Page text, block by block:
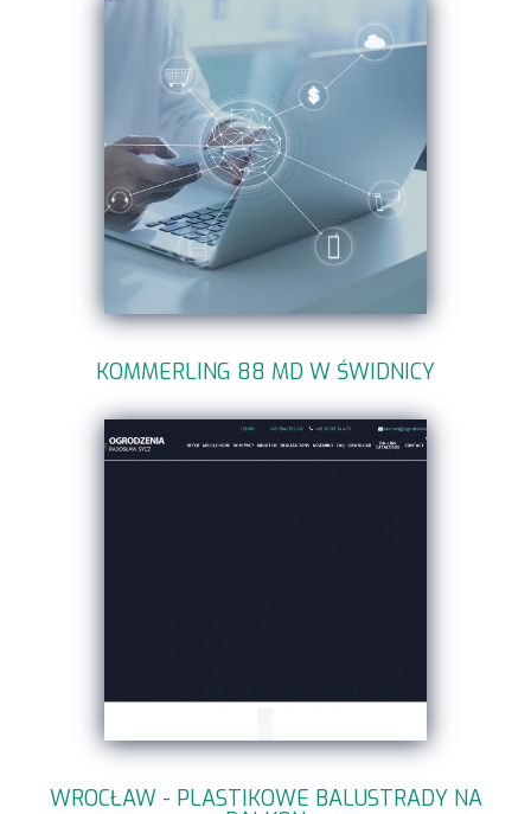
KOMMERLING 88 MD W ŚWIDNICY
WROCŁAW - PLASTIKOWE BALUSTRADY NA